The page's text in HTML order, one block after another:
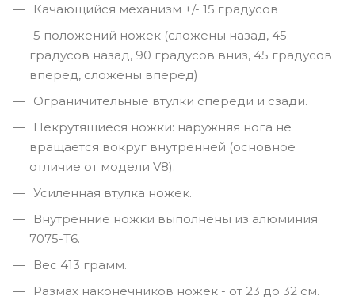
Качающийся механизм +/- 15 градусов
5 положений ножек (сложены назад, 45
градусов назад, 90 градусов вниз, 45 градусов
вперед, сложены вперед)
Ограничительные втулки спереди и сзади.
Некрутящиеся ножки: наружняя нога не
вращается вокруг внутренней (основное
отличие от модели V8).
Усиленная втулка ножек.
Внутренние ножки выполнены из алюминия
7075-T6.
Вес 413 грамм.
Размах наконечников ножек - от 23 до 32 см.